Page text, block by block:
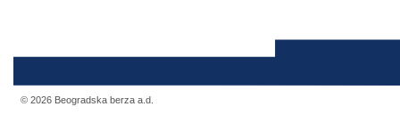
© 2026 Beogradska berza a.d.